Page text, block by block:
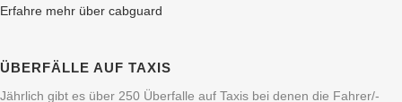
Erfahre mehr über cabguard
ÜBERFÄLLE AUF TAXIS
Jährlich gibt es über 250 Überfalle auf Taxis bei denen die Fahrer/-